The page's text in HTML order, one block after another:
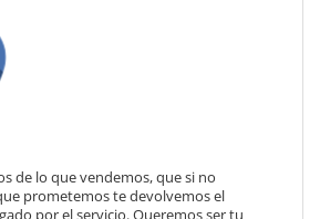
de lo que vendemos, que si no
prometemos te devolvemos el
por el servicio. Queremos ser tu